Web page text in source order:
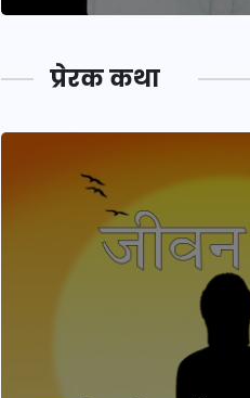
प्रेरक कथा